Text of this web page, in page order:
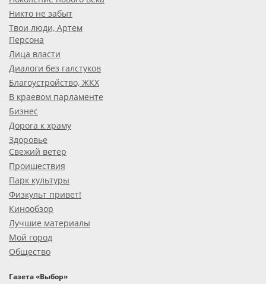
Никто не забыт
Твои люди, Артем
Персона
Лица власти
Диалоги без галстуков
Благоустройство, ЖКХ
В краевом парламенте
Бизнес
Дорога к храму
Здоровье
Свежий ветер
Проишествия
Парк культуры
Физкульт привет!
Кинообзор
Лучшие материалы
Мой город
Общество
Газета «Выбор»